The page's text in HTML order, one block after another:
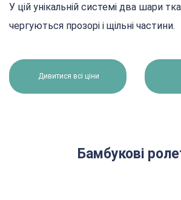
У цій унікальній системі два шари
чергуються прозорі і щільні частини.
Дивитися всі ціни
Бамбукові